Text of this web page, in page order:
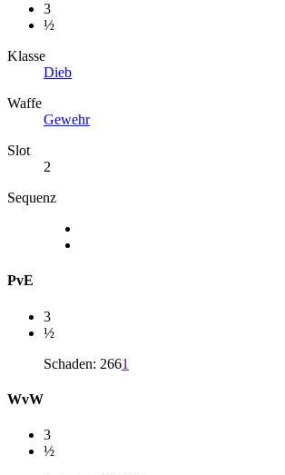
3
½
Klasse
Dieb
Waffe
Gewehr
Slot
2
Sequenz
PvE
3
½
Schaden: 2661
WvW
3
½